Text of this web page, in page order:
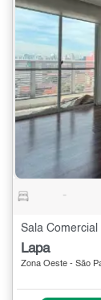
-
Sala Comercial
Lapa
Zona Oeste - São